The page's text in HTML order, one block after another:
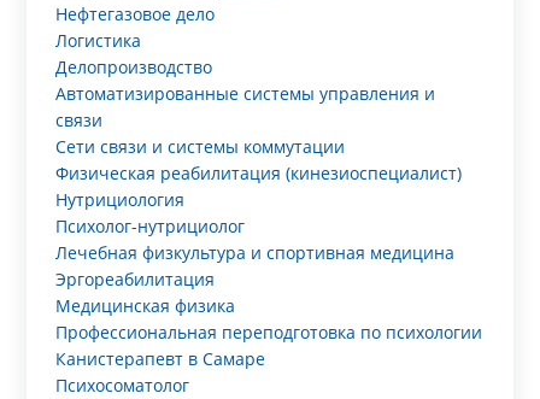
Нефтегазовое дело
Логистика
Делопроизводство
Автоматизированные системы управления и
связи
Сети связи и системы коммутации
Физическая реабилитация (кинезиоспециалист)
Нутрициология
Психолог-нутрициолог
Лечебная физкультура и спортивная медицина
Эргореабилитация
Медицинская физика
Профессиональная переподготовка по психологии
Канистерапевт в Самаре
Психосоматолог